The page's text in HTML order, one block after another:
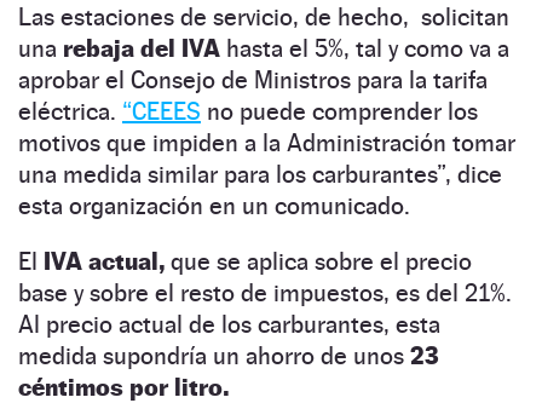
Las estaciones de servicio, de hecho, solicitan
una rebaja del IVA hasta el 5%, tal y como va a
aprobar el Consejo de Ministros para la tarifa
eléctrica. “CEEES no puede comprender los
motivos que impiden a la Administración tomar
una medida similar para los carburantes”, dice
esta organización en un comunicado.
El IVA actual, que se aplica sobre el precio
base y sobre el resto de impuestos, es del 21%.
Al precio actual de los carburantes, esta
medida supondría un ahorro de unos 23
céntimos por litro.